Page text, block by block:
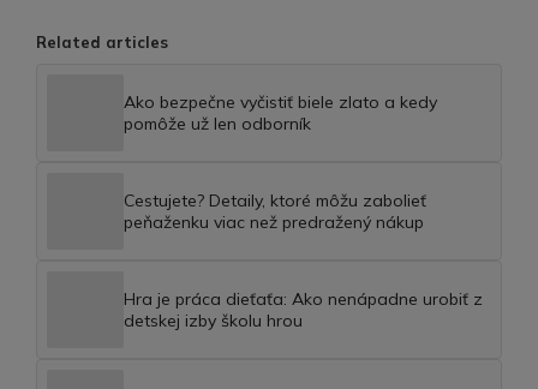
Related articles
Ako bezpečne vyčistiť biele zlato a kedy
pomôže už len odborník
Cestujete? Detaily, ktoré môžu zabolieť
peňaženku viac než predražený nákup
Hra je práca dieťaťa: Ako nenápadne urobiť z
detskej izby školu hrou